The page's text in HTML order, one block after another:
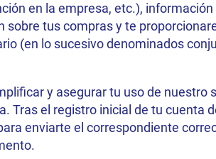
en la empresa, etc.),
tus compras y te
(en lo sucesivo denominados
y asegurar tu uso de nuestro
Tras el registro inicial de tu cuenta
enviarte el correspondiente